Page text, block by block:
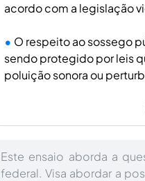
acordo com a legislação
O respeito ao sossego
sendo protegido por leis
poluição sonora ou
Este ensaio aborda a
federal. Visa abordar a